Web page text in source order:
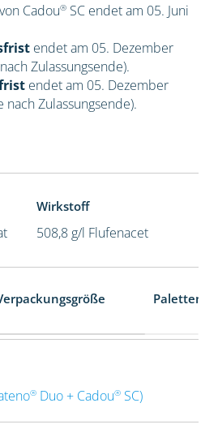
Cadou®SC endet am 05. Juni
endet am 05. Dezember
Zulassungsende).
endet am 05. Dezember
nach Zulassungsende).
Wirkstoff
508,8 g/l Flufenacet
®Duo + Cadou®SC)